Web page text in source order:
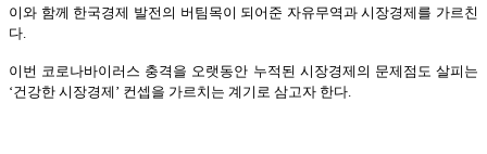
이와 함께 한국경제 발전의 버팀목이 되어준 자유무역과 시장경제를 가르친
다.
이번 코로나바이러스 충격을 오랫동안 누적된 시장경제의 문제점도 살피는
‘건강한 시장경제’ 컨셉을 가르치는 계기로 삼고자 한다.